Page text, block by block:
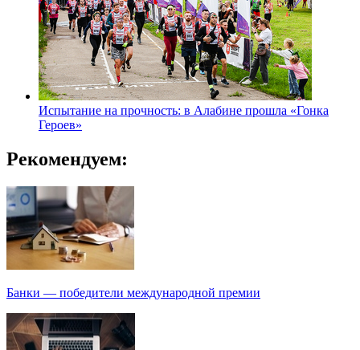
Испытание на прочность: в Алабине прошла «Гонка
Героев»
Рекомендуем:
Банки — победители международной премии